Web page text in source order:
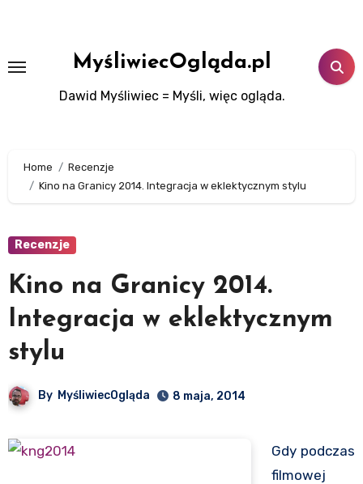
MyśliwiecOgląda.pl
Dawid Myśliwiec = Myśli, więc ogląda.
Home
Recenzje
Kino na Granicy 2014. Integracja w eklektycznym stylu
Recenzje
Kino na Granicy 2014.
Integracja w eklektycznym
stylu
By MyśliwiecOgląda 8 maja, 2014
Gdy podczas
filmowej